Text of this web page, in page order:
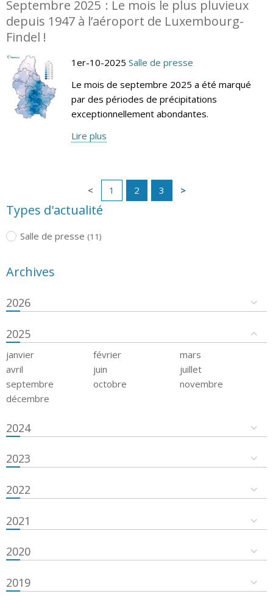
Septembre 2025 : Le mois le plus pluvieux
depuis 1947 à l’aéroport de Luxembourg-
Findel !
1er-10-2025 Salle de presse
Le mois de septembre 2025 a été marqué
par des périodes de précipitations
exceptionnellement abondantes.
Lire plus
1 2 3
Types d'actualité
Salle de presse (11)
Archives
2026
2025
janvier février
mars
avril
juin
juillet
septembre
octobre
novembre
décembre
2024
2023
2022
2021
2020
2019